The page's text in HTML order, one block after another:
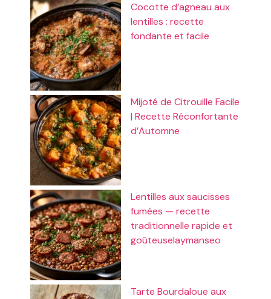
Cocotte d’agneau aux
lentilles : recette
fondante et facile
Mijoté de Citrouille Facile
| Recette Réconfortante
d’Automne
Lentilles aux saucisses
fumées — recette
traditionnelle rapide et
goûteuselaymanseo
Tarte Bourdaloue aux